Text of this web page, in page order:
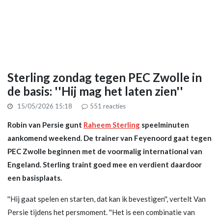
Sterling zondag tegen PEC Zwolle in
de basis: ''Hij mag het laten zien''
15/05/2026 15:18 551 reacties
Robin van Persie gunt Raheem Sterling speelminuten
aankomend weekend. De trainer van Feyenoord gaat tegen
PEC Zwolle beginnen met de voormalig international van
Engeland. Sterling traint goed mee en verdient daardoor
een basisplaats.
''Hij gaat spelen en starten, dat kan ik bevestigen'', vertelt Van
Persie tijdens het persmoment. ''Het is een combinatie van